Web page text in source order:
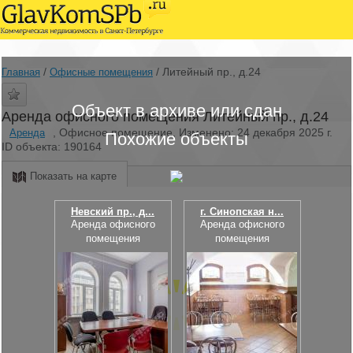
Объект в архиве или сдан
Похожие объекты
Невский пр., д...
Аренда офисного
помещения
г. Синопская н...
Аренда офисного
помещения
Главная / Офисные помещения / Литейный пр., д.24
Аренда офисного помещения Литейный пр., д.24
Аренда
, Офисное помещение, Изменено: 24 декабря 2025 г.
ID объекта: 190164
Показать на карте